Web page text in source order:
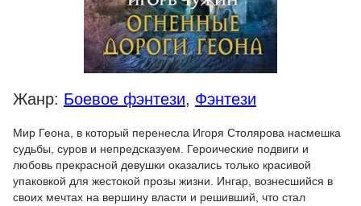
Жанр: Боевое фэнтези, Фэнтези
Мир Геона, в который перенесла Игоря Столярова насмешка
судьбы, суров и непредсказуем. Героические подвиги и
любовь прекрасной девушки оказались только красивой
упаковкой для жестокой прозы жизни. Ингар, вознесшийся в
своих мечтах на вершину власти и решивший, что стал